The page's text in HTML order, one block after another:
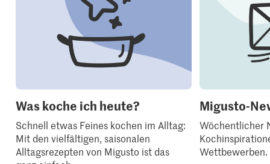
Was koche ich heute?
Schnell etwas Feines kochen im Alltag:
Mit den vielfältigen, saisonalen
Alltagsrezepten von Migusto ist das
Migusto-
Wöchentlicher
Wettbewerben.